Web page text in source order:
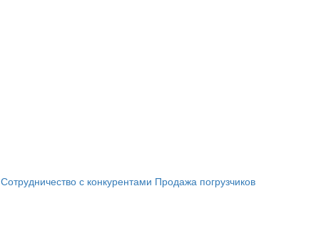
Сотрудничество с конкурентами Продажа погрузчиков